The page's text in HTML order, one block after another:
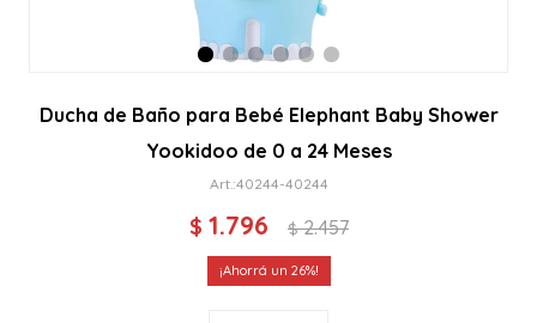
Ducha de Baño para Bebé Elephant Baby Shower
Yookidoo de 0 a 24 Meses
40244-40244
$ 1.796 $ 2.457
26